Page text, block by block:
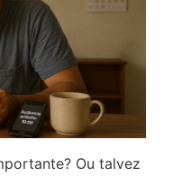
Ou talvez